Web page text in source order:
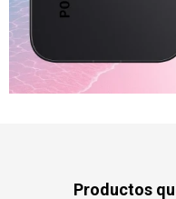
Productos